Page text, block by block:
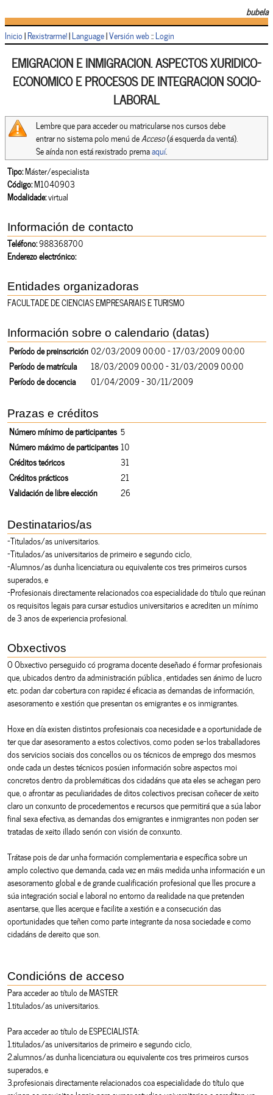
bubela
Inicio|Rexistrarme!|Language|Versión web::Login
EMIGRACION E INMIGRACION. ASPECTOS XURIDICO-
ECONOMICO E PROCESOS DE INTEGRACION SOCIO-
LABORAL
Lembre que para acceder ou matricularse nos cursos debe
entrar no sistema polo menú deAcceso(á esquerda da ventá).
Se aínda non está rexistrado premaaquí.
Tipo:Máster/especialista
Código:M1040903
Modalidade:virtual
Información de contacto
Teléfono:988368700
Enderezo electrónico:
Entidades organizadoras
FACULTADE DE CIENCIAS EMPRESARIAIS E TURISMO
Información sobre o calendario (datas)
Período de preinscrición 02/03/2009 00:00 - 17/03/2009 00:00
Período de matrícula
18/03/2009 00:00 - 31/03/2009 00:00
Período de docencia
01/04/2009 - 30/11/2009
Prazas e créditos
Número mínimo de participantes 5
Número máximo de participantes 10
Créditos teóricos
31
Créditos prácticos
21
Validación de libre elección
26
Destinatarios/as
-Titulados/as universitarios.
-Titulados/as universitarios de primeiro e segundo ciclo,
-Alumnos/as dunha licenciatura ou equivalente cos tres primeiros cursos
superados, e
-Profesionais directamente relacionados coa especialidade do título que reúnan
os requisitos legais para cursar estudios universitarios e acrediten un mínimo
de 3 anos de experiencia profesional.
Obxectivos
O Obxectivo perseguido có programa docente deseñado é formar profesionais
que, ubicados dentro da administración pública , entidades sen ánimo de lucro
etc. podan dar cobertura con rapidez é eficacia as demandas de información,
asesoramento e xestión que presentan os emigrantes e os inmigrantes.
Hoxe en día existen distintos profesionais coa necesidade e a oportunidade de
ter que dar asesoramento a estos colectivos, como poden se-los traballadores
dos servicios sociais dos concellos ou os técnicos de emprego dos mesmos
onde cada un destes técnicos posúen información sobre aspectos moi
concretos dentro da problemáticas dos cidadáns que ata eles se achegan pero
que, o afrontar as peculiaridades de ditos colectivos precisan coñecer de xeito
claro un conxunto de procedementos e recursos que permitirá que a súa labor
final sexa efectiva, as demandas dos emigrantes e inmigrantes non poden ser
tratadas de xeito illado senón con visión de conxunto.
Trátase pois de dar unha formación complementaria e específica sobre un
amplo colectivo que demanda, cada vez en máis medida unha información e un
asesoramento global e de grande cualificación profesional que lles procure a
súa integración social e laboral no entorno da realidade na que pretenden
asentarse, que lles acerque e facilite a xestión e a consecución das
oportunidades que teñen como parte integrante da nosa sociedade e como
cidadáns de dereito que son.
Condicións de acceso
Para acceder ao título de MASTER:
1.titulados/as universitarios.
Para acceder ao título de ESPECIALISTA:
1.titulados/as universitarios de primeiro e segundo ciclo,
2.alumnos/as dunha licenciatura ou equivalente cos tres primeiros cursos
superados, e
3.profesionais directamente relacionados coa especialidade do título que